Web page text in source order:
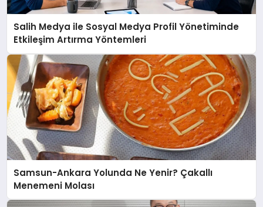
Salih Medya ile Sosyal Medya Profil Yönetiminde
Etkileşim Artırma Yöntemleri
Samsun-Ankara Yolunda Ne Yenir? Çakallı
Menemeni Molası